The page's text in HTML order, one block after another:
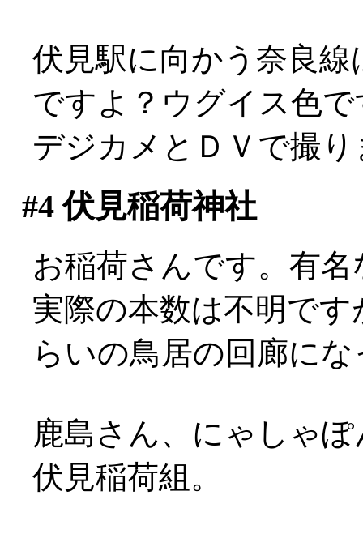
伏見駅に向かう奈良線
ですよ？ウグイス色
デジカメとＤＶで撮
#4伏見稲荷神社
お稲荷さんです。有
実際の本数は不明で
らいの鳥居の回廊に
鹿島さん、にゃしゃ
伏見稲荷組。